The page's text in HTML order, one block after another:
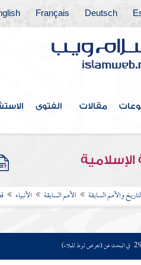
Deutsch
Français
مقالات الفتوى
الإسلامية
والأمم السابقة الأمم السابقة الأنبياء
في البحث عن (تعرض لوط للبلاء)